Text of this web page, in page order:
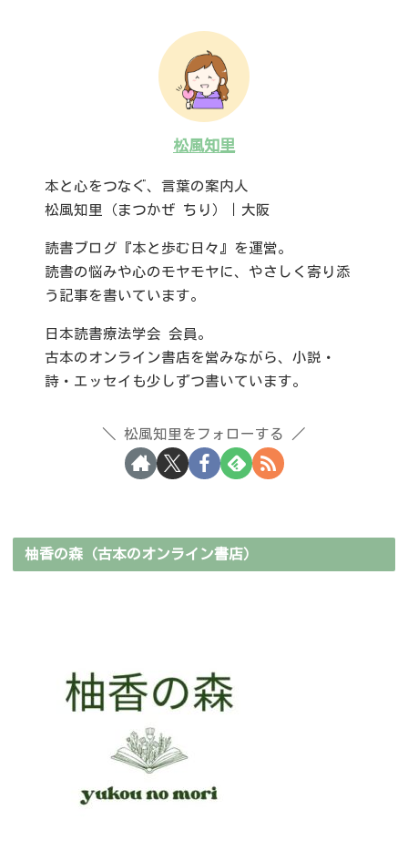
松風知里
本と心をつなぐ、言葉の案内人
松風知里（まつかぜ ちり）｜大阪
読書ブログ『本と歩む日々』を運営。
読書の悩みや心のモヤモヤに、やさしく寄り添
う記事を書いています。
日本読書療法学会 会員。
古本のオンライン書店を営みながら、小説・
詩・エッセイも少しずつ書いています。
松風知里をフォローする
柚香の森（古本のオンライン書店）